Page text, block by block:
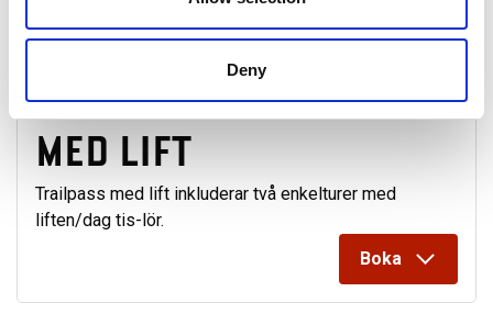
Deny
TRAILPASS 2 DAGAR -
MED LIFT
Trailpass med lift inkluderar två enkelturer med
liften/dag tis-lör.
Boka